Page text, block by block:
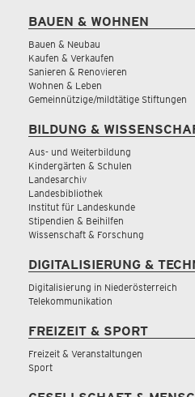
BAUEN & WOHNEN
Bauen & Neubau
Kaufen & Verkaufen
Sanieren & Renovieren
Wohnen & Leben
Gemeinnützige/mildtätige Stiftungen
BILDUNG &
Aus- und Weiterbildung
Kindergärten & Schulen
Landesarchiv
Landesbibliothek
Institut für Landeskunde
Stipendien & Beihilfen
Wissenschaft & Forschung
DIGITALISIERUNG &
Digitalisierung in Niederösterreich
Telekommunikation
FREIZEIT & SPORT
Freizeit & Veranstaltungen
Sport